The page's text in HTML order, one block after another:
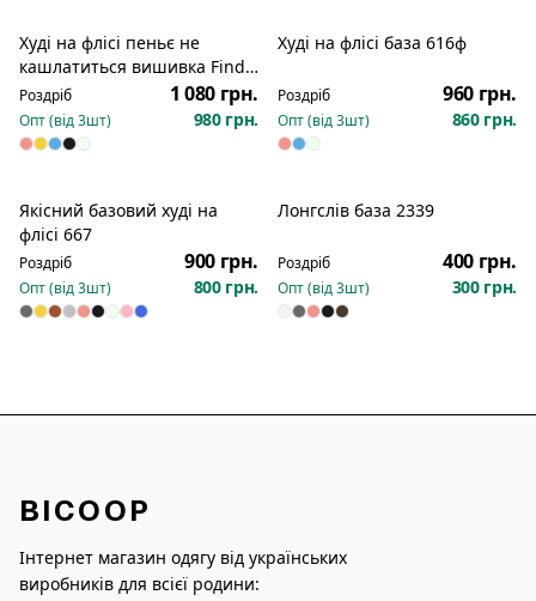
Новинка
Худі на флісі пеньє не
кашлатиться вишивка Find
me in the waves 884
Роздріб 1 080 грн.
Опт (від3шт) 980 грн.
Новинка
Худі на флісі база 616ф
Роздріб 960 грн.
Опт (від3шт) 860 грн.
Новинка
Якісний базовий худі на
флісі 667
Роздріб 900 грн.
Опт (від3шт) 800 грн.
Лонгслів база 2339
Роздріб 400 грн.
Опт (від3шт) 300 грн.
BICOOP
Інтернет магазин одягу від українських
виробників для всієї родини: